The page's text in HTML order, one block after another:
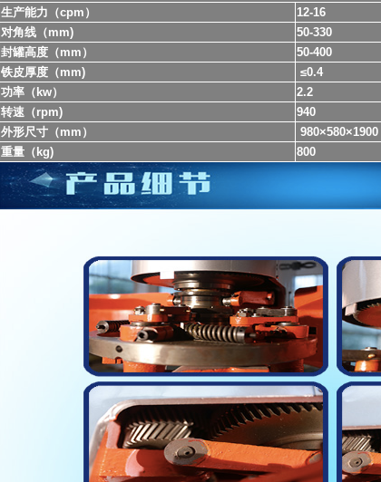
生产能力（cpm）
12-16
对角线（mm)
50-330
封罐高度（mm）
50-400
铁皮厚度（mm)
≤0.4
功率（kw）
2.2
转速（rpm)
940
外形尺寸（mm）
980×580×1900
重量（kg)
800